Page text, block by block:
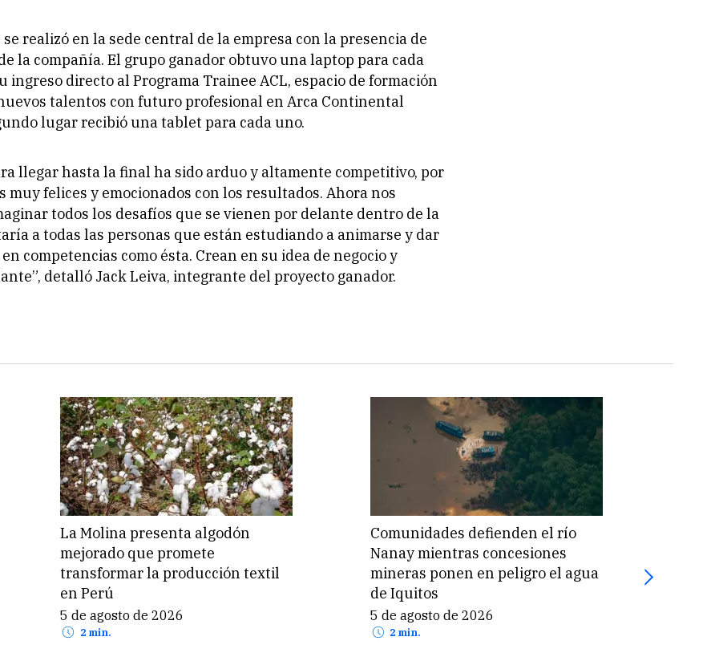
realizó en la sede central de la empresa con la presencia de
la compañía. El grupo ganador obtuvo una laptop para cada
ingreso directo al Programa Trainee ACL, espacio de formación
talentos con futuro profesional en Arca Continental
lugar recibió una tablet para cada uno.
llegar hasta la final ha sido arduo y altamente competitivo, por
muy felices y emocionados con los resultados. Ahora nos
todos los desafíos que se vienen por delante dentro de la
a todas las personas que están estudiando a animarse y dar
competencias como ésta. Crean en su idea de negocio y
, detalló Jack Leiva, integrante del proyecto ganador.
La Molina presenta algodón
mejorado que promete
transformar la producción textil
en Perú
5 de agosto de 2026
2 min.
Comunidades defienden el río
Nanay mientras concesiones
mineras ponen en peligro el agua
de Iquitos
5 de agosto de 2026
2 min.